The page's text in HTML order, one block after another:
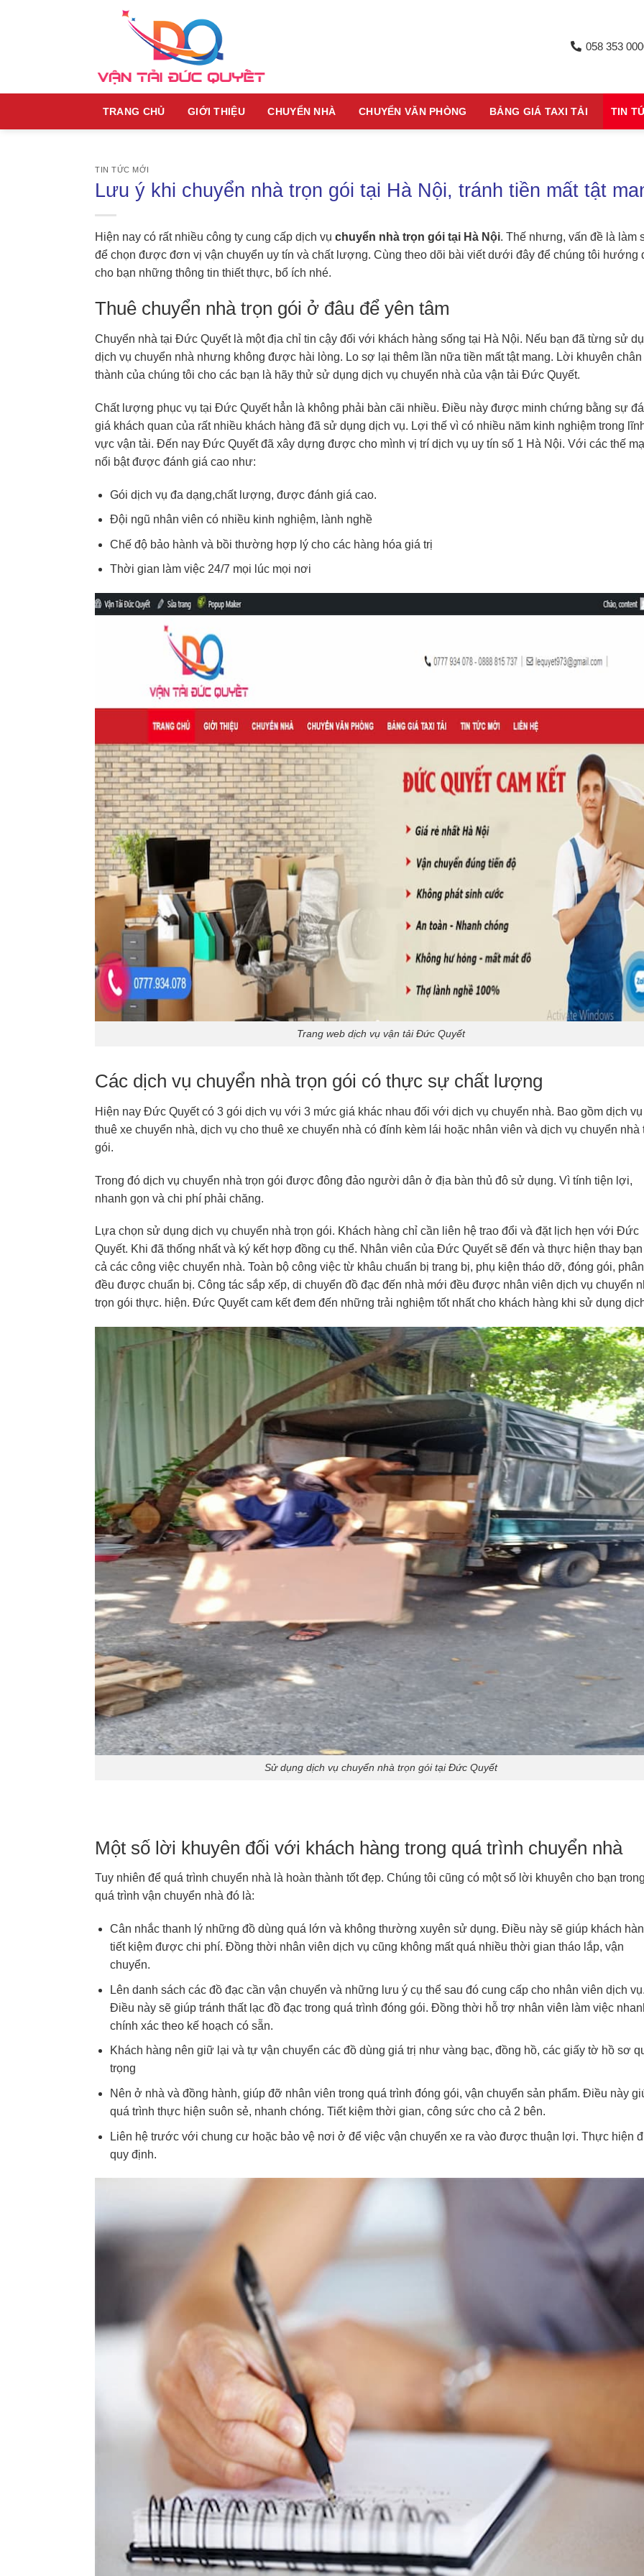
058 353
TRANG CHỦ GIỚI THIỆU CHUYỂN NHÀ CHUYỂN VĂN PHÒNG BẢNG GIÁ TAXI TẢI TIN
TIN TỨC MỚI
Lưu ý khi chuyển nhà trọn gói tại Hà Nội, tránh tiền mất tật
Hiện nay có rất nhiều công ty cung cấp dịch vụ chuyển nhà trọn gói tại Hà Nội. Thế nhưng, vấn đề là làm
để chọn được đơn vị vận chuyển uy tín và chất lượng. Cùng theo dõi bài viết dưới đây để chúng tôi hướng
cho bạn những thông tin thiết thực, bổ ích nhé.
Thuê chuyển nhà trọn gói ở đâu để yên tâm
Chuyển nhà tại Đức Quyết là một địa chỉ tin cậy đối với khách hàng sống tại Hà Nội. Nếu bạn đã từng sử
dịch vụ chuyển nhà nhưng không được hài lòng. Lo sợ lại thêm lần nữa tiền mất tật mang. Lời khuyên chân
thành của chúng tôi cho các bạn là hãy thử sử dụng dịch vụ chuyển nhà của vận tải Đức Quyết.
Chất lượng phục vụ tại Đức Quyết hẳn là không phải bàn cãi nhiều. Điều này được minh chứng bằng sự
giá khách quan của rất nhiều khách hàng đã sử dụng dịch vụ. Lợi thế vì có nhiều năm kinh nghiệm trong
vực vận tải. Đến nay Đức Quyết đã xây dựng được cho mình vị trí dịch vụ uy tín số 1 Hà Nội. Với các thế
nổi bật được đánh giá cao như:
Gói dịch vụ đa dạng,chất lượng, được đánh giá cao.
Đội ngũ nhân viên có nhiều kinh nghiệm, lành nghề
Chế độ bảo hành và bồi thường hợp lý cho các hàng hóa giá trị
Thời gian làm việc 24/7 mọi lúc mọi nơi
Trang web dịch vụ vận tải Đức Quyết
Các dịch vụ chuyển nhà trọn gói có thực sự chất lượng
Hiện nay Đức Quyết có 3 gói dịch vụ với 3 mức giá khác nhau đối với dịch vụ chuyển nhà. Bao gồm dịch
thuê xe chuyển nhà, dịch vụ cho thuê xe chuyển nhà có đính kèm lái hoặc nhân viên và dịch vụ chuyển nhà
gói.
Trong đó dịch vụ chuyển nhà trọn gói được đông đảo người dân ở địa bàn thủ đô sử dụng. Vì tính tiện lợi,
nhanh gọn và chi phí phải chăng.
Lựa chọn sử dụng dịch vụ chuyển nhà trọn gói. Khách hàng chỉ cần liên hệ trao đổi và đặt lịch hẹn với Đức
Quyết. Khi đã thống nhất và ký kết hợp đồng cụ thể. Nhân viên của Đức Quyết sẽ đến và thực hiện thay bạn
cả các công việc chuyển nhà. Toàn bộ công việc từ khâu chuẩn bị trang bị, phụ kiện tháo dỡ, đóng gói,
đều được chuẩn bị. Công tác sắp xếp, di chuyển đồ đạc đến nhà mới đều được nhân viên dịch vụ chuyển
trọn gói thực. hiện. Đức Quyết cam kết đem đến những trải nghiệm tốt nhất cho khách hàng khi sử dụng
Sử dụng dịch vụ chuyển nhà trọn gói tại Đức Quyết
Một số lời khuyên đối với khách hàng trong quá trình chuyển nhà
Tuy nhiên để quá trình chuyển nhà là hoàn thành tốt đẹp. Chúng tôi cũng có một số lời khuyên cho bạn
quá trình vận chuyển nhà đó là:
Cân nhắc thanh lý những đồ dùng quá lớn và không thường xuyên sử dụng. Điều này sẽ giúp khách
tiết kiệm được chi phí. Đồng thời nhân viên dịch vụ cũng không mất quá nhiều thời gian tháo lắp, vận
chuyển.
Lên danh sách các đồ đạc cần vận chuyển và những lưu ý cụ thể sau đó cung cấp cho nhân viên dịch
Điều này sẽ giúp tránh thất lạc đồ đạc trong quá trình đóng gói. Đồng thời hỗ trợ nhân viên làm việc
chính xác theo kế hoạch có sẵn.
Khách hàng nên giữ lại và tự vận chuyển các đồ dùng giá trị như vàng bạc, đồng hồ, các giấy tờ hồ sơ
trọng
Nên ở nhà và đồng hành, giúp đỡ nhân viên trong quá trình đóng gói, vận chuyển sản phẩm. Điều này
quá trình thực hiện suôn sẻ, nhanh chóng. Tiết kiệm thời gian, công sức cho cả 2 bên.
Liên hệ trước với chung cư hoặc bảo vệ nơi ở để việc vận chuyển xe ra vào được thuận lợi. Thực hiện
quy định.